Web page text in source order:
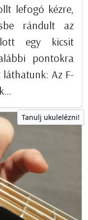
lefogó kézre,
rándult az
egy kicsit
pontokra
Az F-
Tanulj ukulelézni!